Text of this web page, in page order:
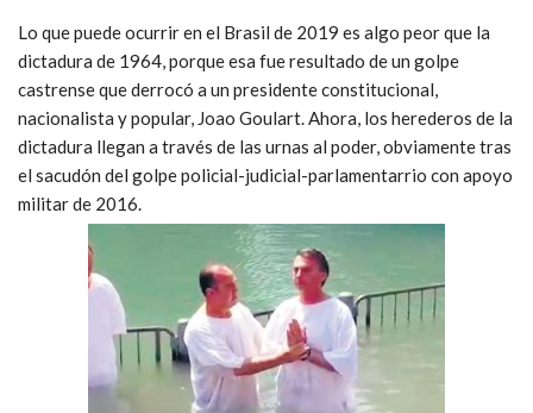
Lo que puede ocurrir en el Brasil de 2019 es algo peor que la
dictadura de 1964, porque esa fue resultado de un golpe
castrense que derrocó a un presidente constitucional,
nacionalista y popular, Joao Goulart. Ahora, los herederos de la
dictadura llegan a través de las urnas al poder, obviamente tras
el sacudón del golpe policial-judicial-parlamentarrio con apoyo
militar de 2016.